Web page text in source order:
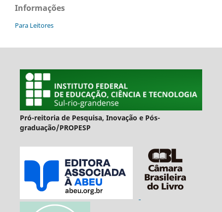
Informações
Para Leitores
Pró-reitoria de Pesquisa, Inovação e Pós-
graduação/PROPESP